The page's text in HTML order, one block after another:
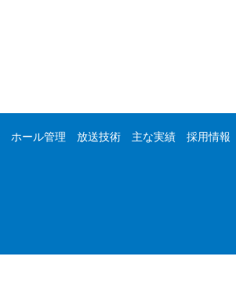
ホール管理 放送技術 主な実績 採用情報